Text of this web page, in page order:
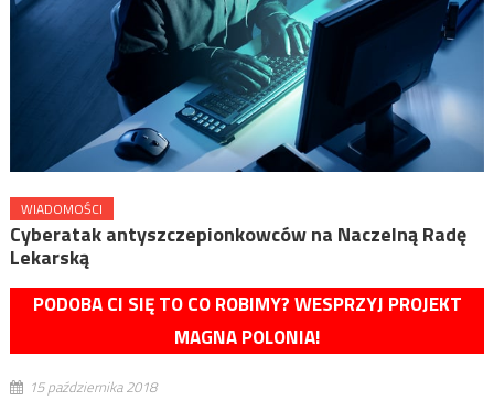
WIADOMOŚCI
Cyberatak antyszczepionkowców na Naczelną Radę
Lekarską
PODOBA CI SIĘ TO CO ROBIMY? WESPRZYJ PROJEKT
MAGNA POLONIA!
15 października 2018